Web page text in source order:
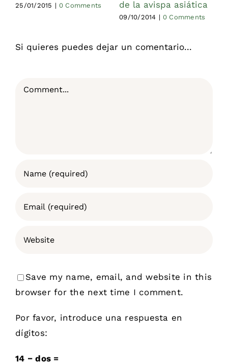
25/01/2015 | 0 Comments de la avispa asiática
09/10/2014 | 0 Comments
Si quieres puedes dejar un comentario...
Comment
Save my name, email, and website in this
browser for the next time I comment.
Por favor, introduce una respuesta en
dígitos:
14 − dos =